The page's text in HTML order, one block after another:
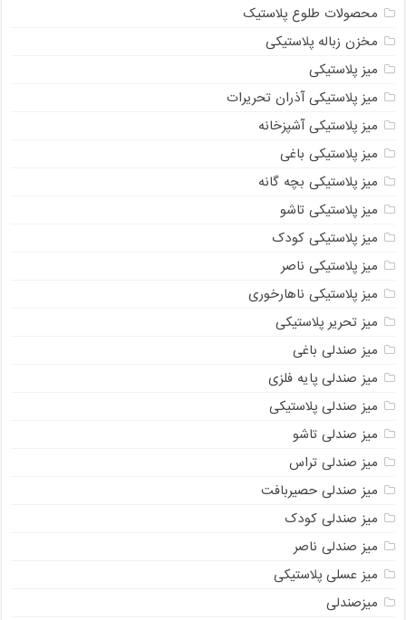
محصولات طلوع پلاستیک
مخزن زباله پلاستیکی
میز پلاستیکی
میز پلاستیکی آذران تحریرات
میز پلاستیکی آشپزخانه
میز پلاستیکی باغی
میز پلاستیکی بچه گانه
میز پلاستیکی تاشو
میز پلاستیکی کودک
میز پلاستیکی ناصر
میز پلاستیکی ناهارخوری
میز تحریر پلاستیکی
میز صندلی باغی
میز صندلی پایه فلزی
میز صندلی پلاستیکی
میز صندلی تاشو
میز صندلی تراس
میز صندلی حصیربافت
میز صندلی کودک
میز صندلی ناصر
میز عسلی پلاستیکی
میزصندلی